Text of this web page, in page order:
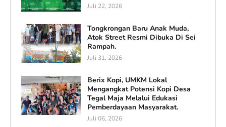
Juli 22, 2026
Tongkrongan Baru Anak Muda,
Atok Street Resmi Dibuka Di Sei
Rampah.
Juli 31, 2026
Berix Kopi, UMKM Lokal
Mengangkat Potensi Kopi Desa
Tegal Maja Melalui Edukasi
Pemberdayaan Masyarakat.
Juli 06, 2026